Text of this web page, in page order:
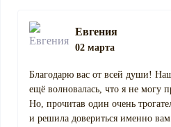
Евгения
02 марта
Благодарю вас от всей души!
ещё волновалась, что я не могу
Но, прочитав один очень
и решила довериться именно